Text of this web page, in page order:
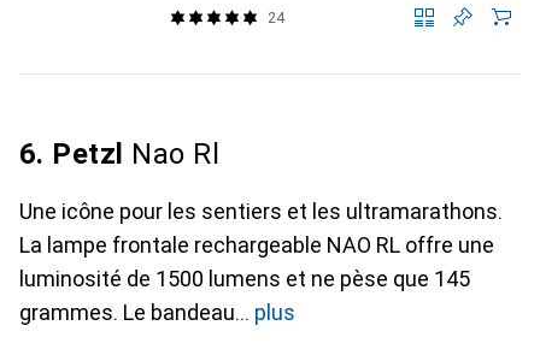
24
6. Petzl Nao Rl
Une icône pour les sentiers et les ultramarathons.
La lampe frontale rechargeable NAO RL offre une
luminosité de 1500 lumens et ne pèse que 145
grammes. Le bandeau
plus